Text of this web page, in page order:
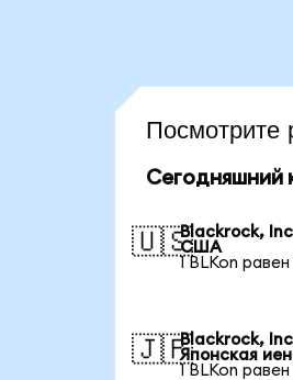
Сегодняшний
🇺🇸Blackrock,
США
1 BLKon равен
🇯🇵Blackrock,
Японская
1 BLKon